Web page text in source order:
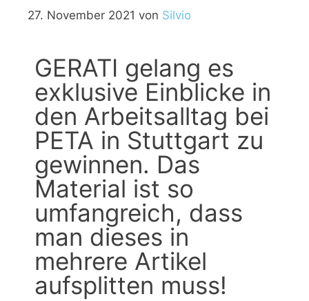
27. November 2021 von Silvio
GERATI gelang es
exklusive Einblicke in
den Arbeitsalltag bei
PETA in Stuttgart zu
gewinnen. Das
Material ist so
umfangreich, dass
man dieses in
mehrere Artikel
aufsplitten muss!